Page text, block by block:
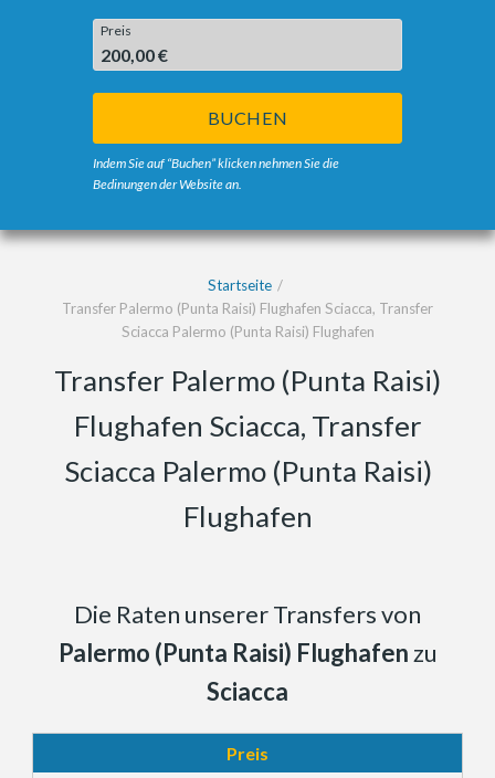
Preis
200,00 €
BUCHEN
Indem Sie auf “Buchen” klicken nehmen Sie die
Bedinungen der Website an.
Startseite
Transfer Palermo (Punta Raisi) Flughafen Sciacca, Transfer
Sciacca Palermo (Punta Raisi) Flughafen
Transfer Palermo (Punta Raisi)
Flughafen Sciacca, Transfer
Sciacca Palermo (Punta Raisi)
Flughafen
Die Raten unserer Transfers von
Palermo (Punta Raisi) Flughafen zu
Sciacca
Preis